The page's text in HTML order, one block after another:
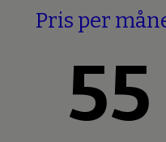
Pris per
55